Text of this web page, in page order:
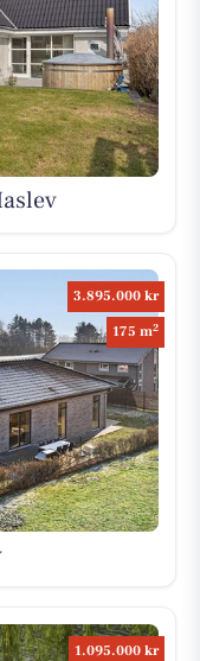
3.895.000 kr
175 m2
1.095.000 kr